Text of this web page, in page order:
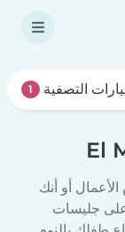
التصفية 1
أو أنك
على جليسات